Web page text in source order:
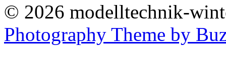
© 2026 modelltechnik-
Photography Theme by